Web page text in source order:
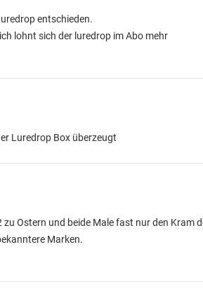
entschieden.
lohnt sich der luredrop im Abo mehr
Luredrop Box überzeugt
Ostern und beide Male fast nur den Kram
Marken.